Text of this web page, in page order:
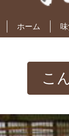
ホーム
こ